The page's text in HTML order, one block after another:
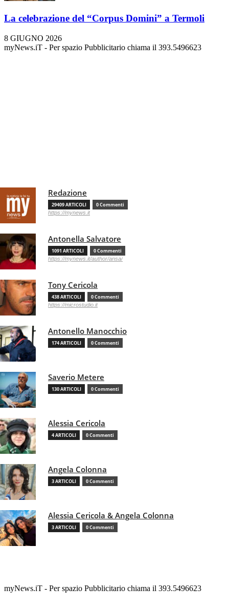
La celebrazione del “Corpus Domini” a Termoli
8 GIUGNO 2026
myNews.iT - Per spazio Pubblicitario chiama il 393.5496623
Redazione
29409 ARTICOLI 0 Commenti
https://mynews.it
Antonella Salvatore
1091 ARTICOLI 0 Commenti
https://mynews.it/author/ansa/
Tony Cericola
438 ARTICOLI 0 Commenti
https://microstudio.it
Antonello Manocchio
174 ARTICOLI 0 Commenti
Saverio Metere
130 ARTICOLI 0 Commenti
Alessia Cericola
4 ARTICOLI 0 Commenti
Angela Colonna
3 ARTICOLI 0 Commenti
Alessia Cericola & Angela Colonna
3 ARTICOLI 0 Commenti
myNews.iT - Per spazio Pubblicitario chiama il 393.5496623